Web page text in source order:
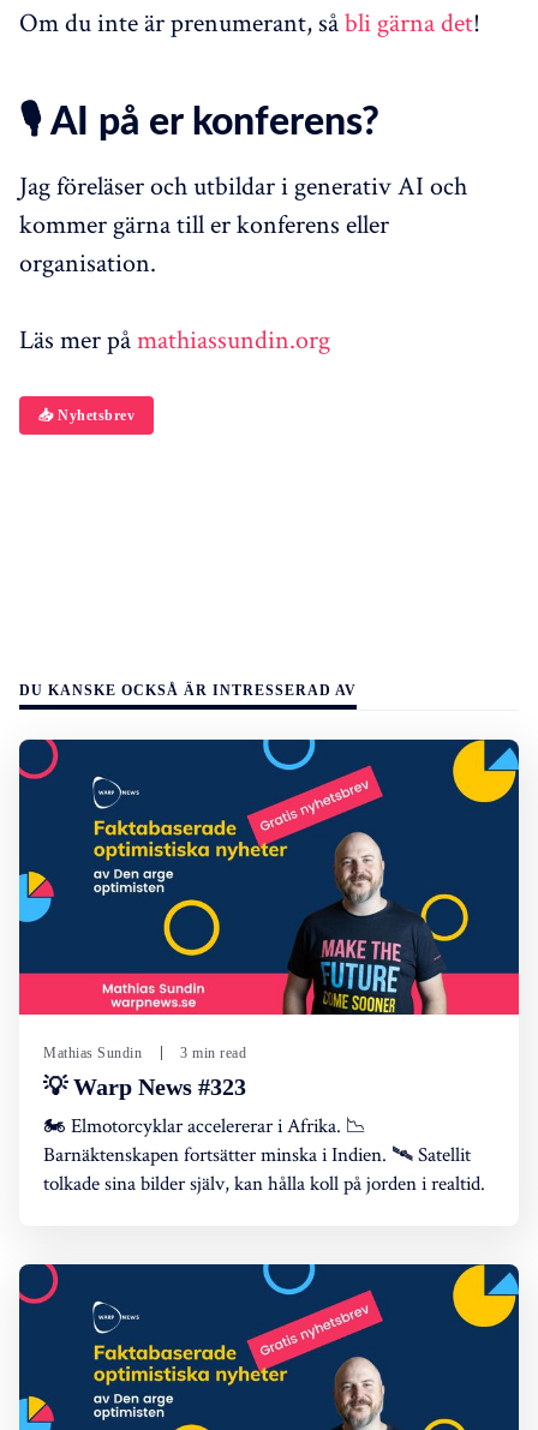
Om du inte är prenumerant, såbli gärna det!
🎙️ AI på er konferens?
Jag föreläser och utbildar i generativ AI och
kommer gärna till er konferens eller
organisation.
Läs mer påmathiassundin.org
📥 Nyhetsbrev
DU KANSKE OCKSÅ ÄR INTRESSERAD AV
Mathias Sundin 3 min read
💡 Warp News #323
🏍️ Elmotorcyklar accelererar i Afrika. 📉
Barnäktenskapen fortsätter minska i Indien. 🛰️ Satellit
tolkade sina bilder själv, kan hålla koll på jorden i realtid.